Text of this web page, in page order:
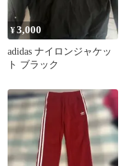
¥3,000
adidas ナイロンジャケッ
ト ブラック